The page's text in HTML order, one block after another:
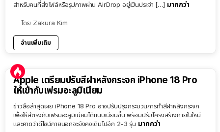
สำหรับคนที่ส่งไฟล์หรือรูปภาพผ่าน AirDrop อยู่เป็นประจำ […] มากกว่า
โดย Zakura Kim
อ่านเพิ่มเติม
Apple เตรียมปรับสีฝาหลังกระจก iPhone 18 Pro
ให้เข้ากับเฟรมอะลูมิเนียม
ข่าวลือล่าสุดเผย iPhone 18 Pro อาจปรับปรุงกระบวนการทำสีฝาหลังกระจก
เพื่อให้สีตรงกับเฟรมอะลูมิเนียมได้แนบเนียนขึ้น พร้อมปรับโครงสร้างภายในใหม่
และคาดว่าดีไซน์ภายนอกจะยังคงเดิมไปอีก 2-3 รุ่น มากกว่า